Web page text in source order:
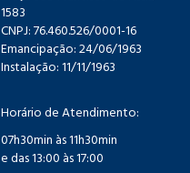
1583
CNPJ: 76.460.526/0001-16
Emancipação: 24/06/1963
Instalação: 11/11/1963
Horário de Atendimento:
07h30min às 11h30min
e das 13:00 às 17:00